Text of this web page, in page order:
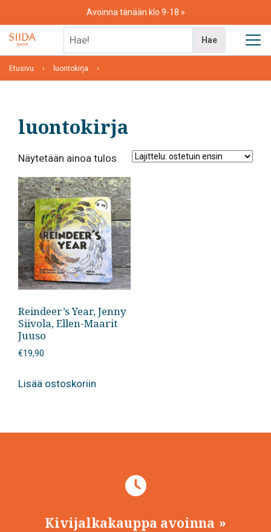
content
Avoinna tänään klo 9-18
Hae
Etusivu luontokirja
luontokirja
Näytetään ainoa tulos
Reindeer’s Year, Jenny
Siivola, Ellen-Maarit
Juuso
€19,90
Lisää ostoskoriin
Kivijalkakauppa avoinna